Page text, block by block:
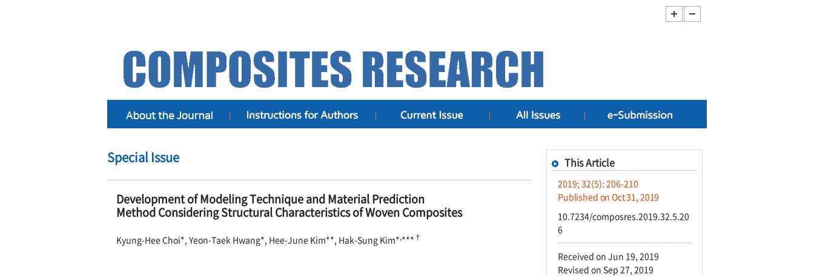
Special Issue
Development of Modeling Technique and Material Prediction
Method Considering Structural Characteristics of Woven Composites
Kyung-Hee Choi*, Yeon-Taek Hwang*, Hee-June Kim**, Hak-Sung Kim*,*** †
This Article
2019; 32(5): 206-210
Published on Oct 31, 2019
10.7234/composres.2019.32.5.20
6
Received on Jun 19, 2019
Revised on Sep 27, 2019